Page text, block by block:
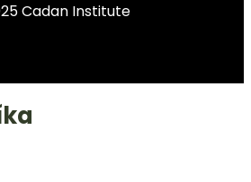
Cadan Institute